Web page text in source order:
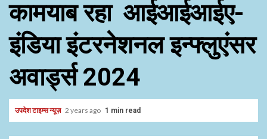
कामयाब रहा आईआईआईए-
इंडिया इंटरनेशनल इन्फ्लुएंसर
अवार्ड्स 2024
उपदेश टाइम्स न्यूज़ 2 years ago 1 min read